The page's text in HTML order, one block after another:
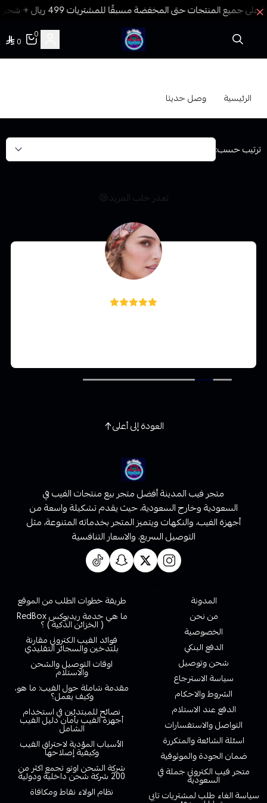
فيب المدينة
0
0
الرئيسية وصل حديثا
ترتيب حسب:
تعذر جلب المزيد😢
العودة إلى أعلى
متجر فيب المدينة أفضل متجر بيع منتجات الفيب في
السعودية وخارج السعودية، حيث يقدم تشكيلة واسعة من
أجهزة الفيب، والنكهات ويتميز المتجر بخدماته المتنوعة، مثل
التوصيل السريع، والاسعار التنافسية
المدونة
من نحن
الخصوصية
الدفع البنكي
شحن وتوصيل
سياسة الاسترجاع
الشروط والاحكام
الدفع عند الاستلام
التواصل والاستفسارات
اسئلة الشائعة والمتكررة
ضمان الجودة والموثوقية
متجر فيب الكتروني جملة في
السعودية
سياسة الغاء طلب لمشتريات تابي
طريقة خطوات الطلب من الموقع
ما هي خدمة ريدبوكس RedBox
( الخزائن الذكية ) ؟
فوائد الفيب الكتروني مقارنة
بلتدخين والسجائر التقليدي
اوقات التوصيل والشحن
والاستلام
مقدمة شاملة حول الفيب: ما هو،
وكيف يعمل؟
نصائح للمبتدئين في استخدام
أجهزة الفيب بأمان دليل الفيب
الشامل
الأسباب المؤدية لاحتراق الفيب
وكيفية إصلاحها
شركة الشحن اوتو تجمع اكثر من
200 شركة شحن داخلية ودولية
نظام الولاء نقاط ومكافاة